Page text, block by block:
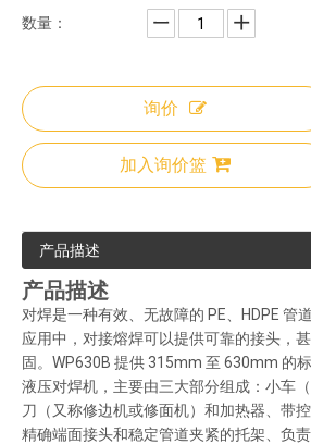
数量：
询价
加入询价篮
产品描述
产品描述
对焊是一种有效、无故障的 PE、HDPE 管
应用中，对接熔焊可以提供可靠的接头，
固。WP630B 提供 315mm 至 630mm 的标
液压对焊机，主要由三大部分组成：小车
刀（又称修边机或修面机）和加热器、带
精确端面接头和稳定管道夹紧的托架、负